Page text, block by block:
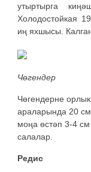
утыртырга
Холодостойкая
иң яхшысы.
Чөгендер
Чөгендерне
араларында 20
моңа өстәп 3-4
салалар.
Редис